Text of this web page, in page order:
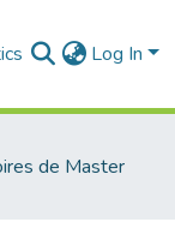
Log In
de Master